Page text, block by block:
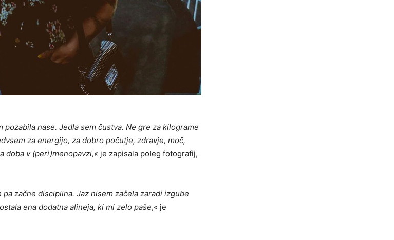
nase. Jedla sem čustva. Ne gre za kilograme
za energijo, za dobro počutje, zdravje, moč,
doba v (peri)menopavzi,« je zapisala poleg fotografij,
začne disciplina. Jaz nisem začela zaradi izgube
ena dodatna alineja, ki mi zelo paše,« je